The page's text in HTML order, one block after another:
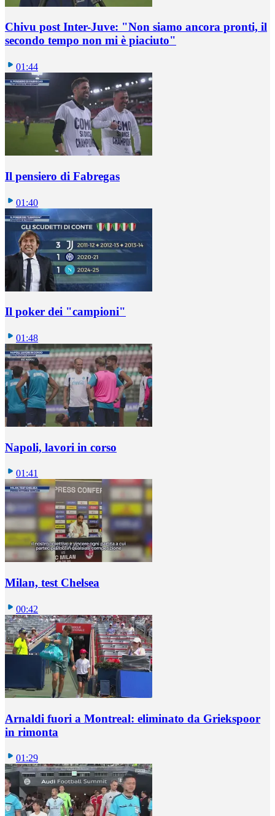
Chivu post Inter-Juve: "Non siamo ancora pronti, il
secondo tempo non mi è piaciuto"
01:44
Il pensiero di Fabregas
01:40
Il poker dei "campioni"
01:48
Napoli, lavori in corso
01:41
Milan, test Chelsea
00:42
Arnaldi fuori a Montreal: eliminato da Griekspoor
in rimonta
01:29